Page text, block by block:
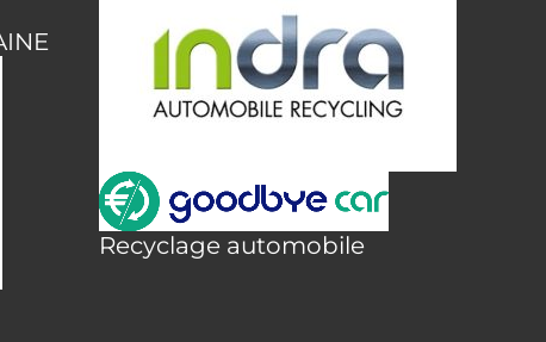
Recyclage automobile